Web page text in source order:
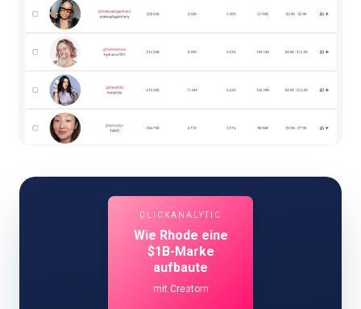
CLICKANALYTIC
Wie Rhode eine
$1B-Marke
aufbaute
mit Creatorn